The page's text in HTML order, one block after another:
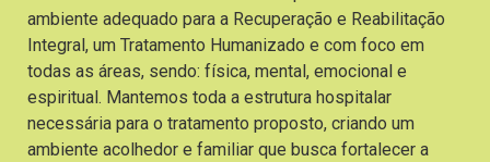
ambiente adequado para a Recuperação e Reabilitação
Integral, um Tratamento Humanizado e com foco em
todas as áreas, sendo: física, mental, emocional e
espiritual. Mantemos toda a estrutura hospitalar
necessária para o tratamento proposto, criando um
ambiente acolhedor e familiar que busca fortalecer a